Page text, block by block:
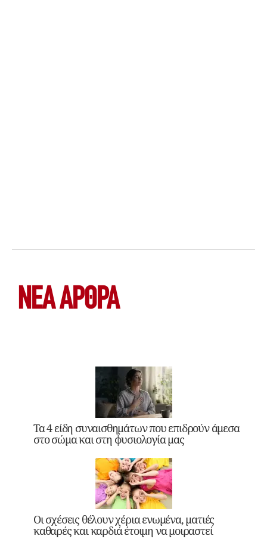
ΝΕΑ ΆΡΘΡΑ
Τα 4 είδη συναισθημάτων που επιδρούν άμεσα
στο σώμα και στη φυσιολογία μας
Οι σχέσεις θέλουν χέρια ενωμένα, ματιές
καθαρές και καρδιά έτοιμη να μοιραστεί